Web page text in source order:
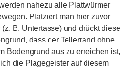
nahezu alle Plattwürmer
Platziert man hier zuvor
B. Untertasse) und drückt diese
dass der Tellerrand ohne
Bodengrund aus zu erreichen ist,
die Plagegeister auf diesem